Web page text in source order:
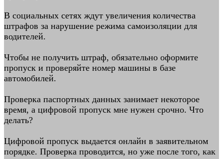
В социальных сетях ждут увеличения количества
штрафов за нарушение режима самоизоляции для
водителей.
Чтобы не получить штраф, обязательно оформите
пропуск и проверяйте номер машины в базе
автомобилей.
Проверка паспортных данных занимает некоторое
время, а цифровой пропуск мне нужен срочно. Что
делать?
Цифровой пропуск выдается онлайн в заявительном
порядке. Проверка проводится, но уже после того, как